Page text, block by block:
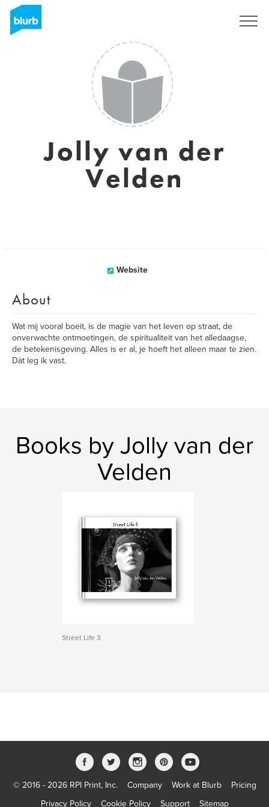
Jolly van der
Velden
Website
About
Wat mij vooral boeit, is de magie van het leven op straat, de
onverwachte ontmoetingen, de spiritualiteit van het alledaagse,
de betekenisgeving. Alles is er al, je hoeft het alleen maar te zien.
Dàt leg ik vast.
Books by Jolly van der
Velden
Street Life 3
© 2016 - 2026 RPI Print, Inc. Company Work at Blurb
Pricing
Privacy Policy
Cookie Policy Support Sitemap